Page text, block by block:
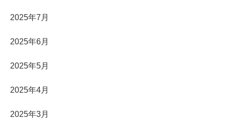
2025年7月
2025年6月
2025年5月
2025年4月
2025年3月